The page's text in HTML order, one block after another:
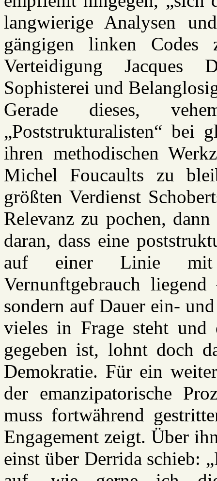
langwierige Analysen
gängigen linken
Verteidigung Jacques
Sophisterei und
Gerade dieses,
„Poststrukturalisten“ bei
ihren methodischen
Michel Foucaults zu
größten Verdienst
Relevanz zu pochen,
daran, dass eine
auf einer Linie mit
Vernunftgebrauch
sondern auf Dauer ein-
vieles in Frage steht
gegeben ist, lohnt doch
Demokratie. Für ein
der emanzipatorische
muss fortwährend
Engagement zeigt. Über
einst über Derrida schieb: